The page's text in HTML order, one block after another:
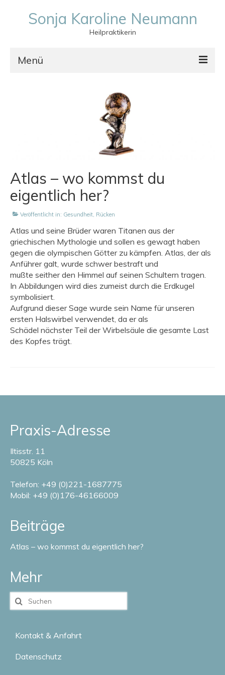
Sonja Karoline Neumann
Heilpraktikerin
Menü
Vitalogie/ Atlasbehandlung
Breuss-Massage
Unsere Wirbelsäule
Kosten & Erstattungen
Kontakt
Blog
Atlas – wo kommst du
eigentlich her?
Veröffentlicht in: Gesundheit, Rücken
Atlas und seine Brüder waren Titanen aus der
griechischen Mythologie und sollen es gewagt haben
gegen die olympischen Götter zu kämpfen. Atlas, der als
Anführer galt, wurde schwer bestraft und
mußte seither den Himmel auf seinen Schultern tragen.
In Abbildungen wird dies zumeist durch die Erdkugel
symbolisiert.
Aufgrund dieser Sage wurde sein Name für unseren
ersten Halswirbel verwendet, da er als
Schädel nächster Teil der Wirbelsäule die gesamte Last
des Kopfes trägt.
Praxis-Adresse
Iltisstr. 11
50825 Köln
Telefon: +49 (0)221-1687775
Mobil: +49 (0)176-46166009
Beiträge
Atlas – wo kommst du eigentlich her?
Mehr
Suche
nach:
Kontakt & Anfahrt
Datenschutz